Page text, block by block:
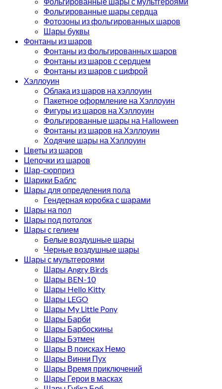
Фольгированные шары сердца
Фотозоны из фольгированных шаров
Шары буквы
Фонтаны из шаров
Фонтаны из фольгированных шаров
Фонтаны из шаров с сердцем
Фонтаны из шаров с цифрой
Хэллоуин
Облака из шаров на хэллоуин
Пакетное оформление на Хэллоуин
Фигуры из шаров на Хэллоуин
Фольгированные шары на Halloween
Фонтаны из шаров на Хэллоуин
Ходячие шары на Хэллоуин
Цветы из шаров
Цепочки из шаров
Шар-сюрприз
Шарики Баблс
Шары для определения пола
Гендерная коробка с шарами
Шары на пол
Шары под потолок
Шары с гелием
Белые воздушные шары
Черные воздушные шары
Шары с мультгероями
Шары Angry Birds
Шары BEN-10
Шары Hello Kitty
Шары LEGO
Шары My Little Pony
Шары Барби
Шары Барбоскины
Шары Бэтмен
Шары В поисках Немо
Шары Винни Пух
Шары Время приключений
Шары Герои в масках